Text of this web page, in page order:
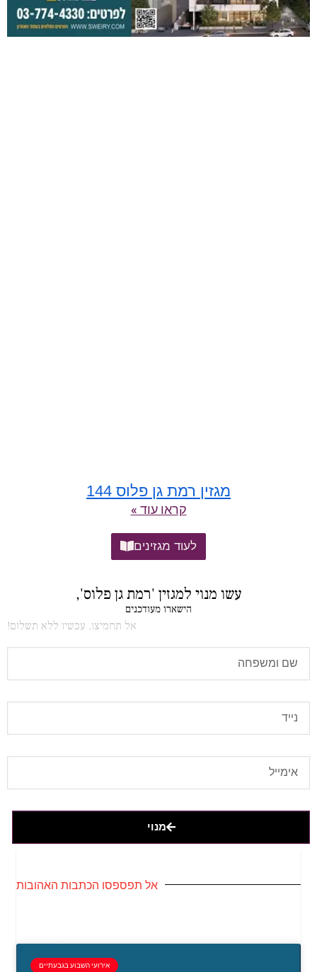
מגזין רמת גן פלוס 144
קראו עוד »
לעוד מגזינים
עשו מנוי למגזין 'רמת גן פלוס',
הישארו מעודכנים
אל תחמיצו, עכשיו ללא תשלום!
מנוי
אל תפספסו הכתבות האהובות
אירועי השבוע בגבעתיים